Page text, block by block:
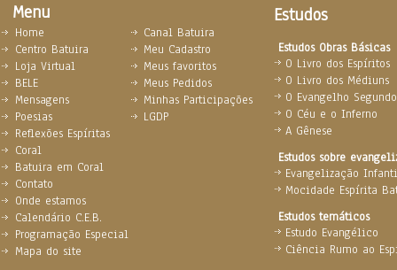
Menu Estudos
Estudos Obras Básicas
O Livro dos Espíritos
O Livro dos Médiuns
O Evangelho
O Céu e o Inferno
A Gênese
Estudos sobre
Evangelização
Mocidade Espírita
Estudos temáticos
Estudo Evangélico
Ciência Rumo ao
Home
Centro Batuira
Loja Virtual
BELE
Mensagens
Poesias
Reflexões Espíritas
Coral
Batuira em Coral
Contato
Onde estamos
Calendário C.E.B.
Programação Especial
Mapa do site
Canal Batuira
Meu Cadastro
Meus favoritos
Meus Pedidos
Minhas Participações
LGDP